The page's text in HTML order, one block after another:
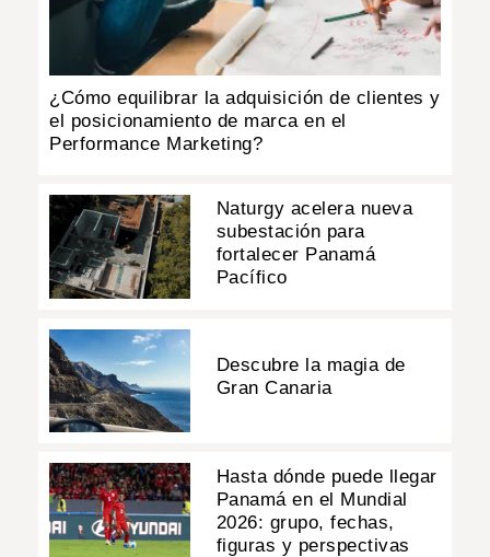
¿Cómo equilibrar la adquisición de clientes y
el posicionamiento de marca en el
Performance Marketing?
Naturgy acelera nueva
subestación para
fortalecer Panamá
Pacífico
Descubre la magia de
Gran Canaria
Hasta dónde puede llegar
Panamá en el Mundial
2026: grupo, fechas,
figuras y perspectivas